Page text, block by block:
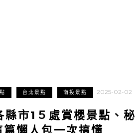
台北景點 南投景點 2025-02-02
市1５處賞櫻景點、秘
懶人包一次搞懂